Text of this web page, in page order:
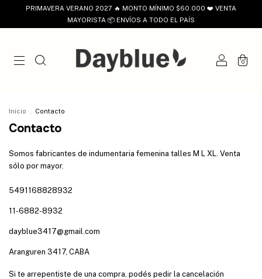
PRIMAVERA VERANO 2027 🔥 MONTO MÍNIMO $60.000 ❤️ VENTA
MAYORISTA 📦 ENVÍOS A TODO EL PAÍS
0
Inicio Contacto
Contacto
Somos fabricantes de indumentaria femenina talles M L XL. Venta
sólo por mayor.
5491168828932
11-6882-8932
dayblue3417@gmail.com
Aranguren 3417, CABA
Si te arrepentiste de una compra, podés pedir la cancelación